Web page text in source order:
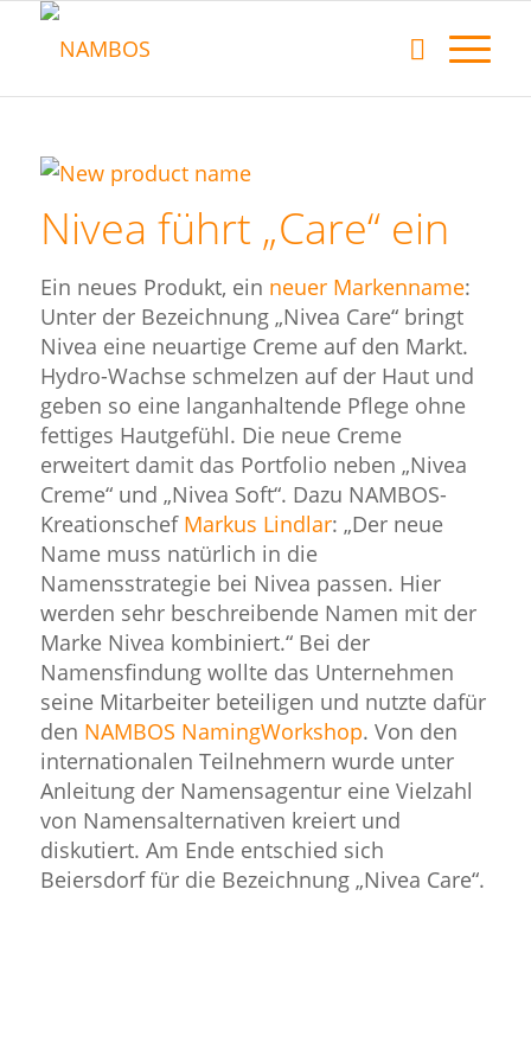
Nivea führt „Care“ ein
Ein neues Produkt, ein neuer Markenname:
Unter der Bezeichnung „Nivea Care“ bringt
Nivea eine neuartige Creme auf den Markt.
Hydro-Wachse schmelzen auf der Haut und
geben so eine langanhaltende Pflege ohne
fettiges Hautgefühl. Die neue Creme
erweitert damit das Portfolio neben „Nivea
Creme“ und „Nivea Soft“. Dazu NAMBOS-
Kreationschef Markus Lindlar: „Der neue
Name muss natürlich in die
Namensstrategie bei Nivea passen. Hier
werden sehr beschreibende Namen mit der
Marke Nivea kombiniert.“ Bei der
Namensfindung wollte das Unternehmen
seine Mitarbeiter beteiligen und nutzte dafür
den NAMBOS NamingWorkshop. Von den
internationalen Teilnehmern wurde unter
Anleitung der Namensagentur eine Vielzahl
von Namensalternativen kreiert und
diskutiert. Am Ende entschied sich
Beiersdorf für die Bezeichnung „Nivea Care“.